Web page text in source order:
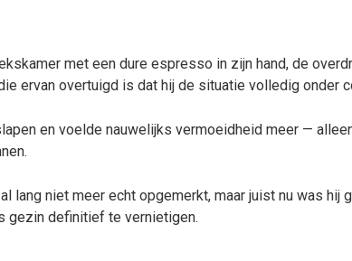
met een dure espresso in zijn hand, de
ervan overtuigd is dat hij de situatie volledig onder
en voelde nauwelijks vermoeidheid meer —
lang niet meer echt opgemerkt, maar juist nu was hij
gezin definitief te vernietigen.